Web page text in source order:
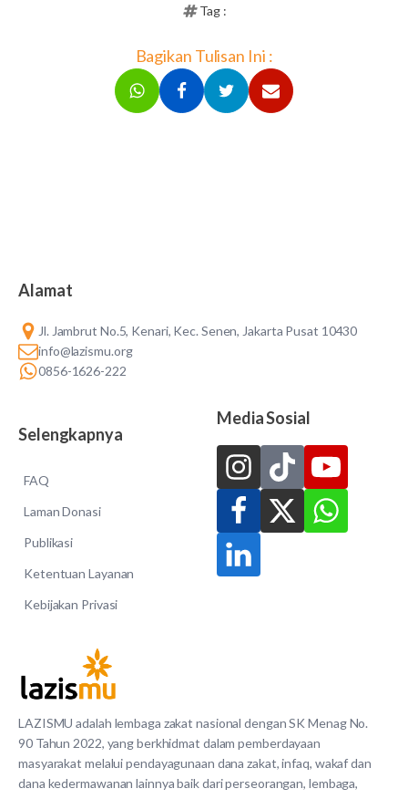
Tag :
Bagikan Tulisan Ini :
LAZISMU adalah lembaga zakat nasional dengan SK Menag No.
90 Tahun 2022, yang berkhidmat dalam pemberdayaan
masyarakat melalui pendayagunaan dana zakat, infaq, wakaf dan
dana kedermawanan lainnya baik dari perseorangan, lembaga,
Alamat
Jl. Jambrut No.5, Kenari, Kec. Senen, Jakarta Pusat 10430
info@lazismu.org
0856-1626-222
Selengkapnya
FAQ
Laman Donasi
Publikasi
Ketentuan Layanan
Kebijakan Privasi
Media Sosial